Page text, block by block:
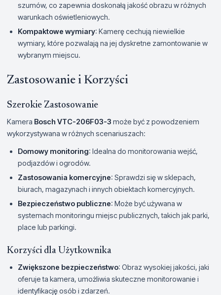
szumów, co zapewnia doskonałą jakość obrazu w różnych
warunkach oświetleniowych.
Kompaktowe wymiary: Kamerę cechują niewielkie
wymiary, które pozwalają na jej dyskretne zamontowanie w
wybranym miejscu.
Zastosowanie i Korzyści
Szerokie Zastosowanie
Kamera Bosch VTC-206F03-3 może być z powodzeniem
wykorzystywana w różnych scenariuszach:
Domowy monitoring: Idealna do monitorowania wejść,
podjazdów i ogrodów.
Zastosowania komercyjne: Sprawdzi się w sklepach,
biurach, magazynach i innych obiektach komercyjnych.
Bezpieczeństwo publiczne: Może być używana w
systemach monitoringu miejsc publicznych, takich jak parki,
place lub parkingi.
Korzyści dla Użytkownika
Zwiększone bezpieczeństwo: Obraz wysokiej jakości, jaki
oferuje ta kamera, umożliwia skuteczne monitorowanie i
identyfikację osób i zdarzeń.